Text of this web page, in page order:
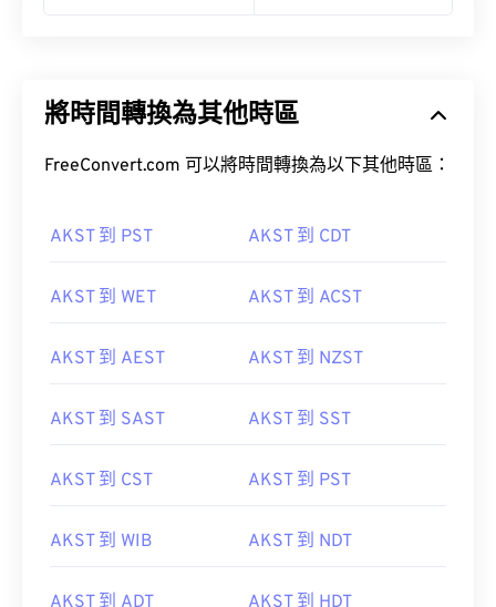
將時間轉換為其他時區
FreeConvert.com 可以將時間轉換為以下其他時區：
AKST 到 PST AKST 到 CDT
AKST 到 WET AKST 到 ACST
AKST 到 AEST AKST 到 NZST
AKST 到 SAST AKST 到 SST
AKST 到 CST AKST 到 PST
AKST 到 WIB AKST 到 NDT
AKST 到 ADT AKST 到 HDT